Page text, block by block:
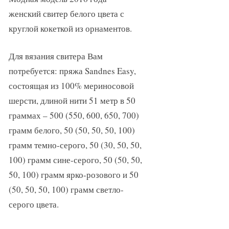
женский свитер белого цвета с
круглой кокеткой из орнаментов.
Для вязания свитера Вам
потребуется: пряжа Sandnes Easy,
состоящая из 100% мериносовой
шерсти, длиной нити 51 метр в 50
граммах – 500 (550, 600, 650, 700)
грамм белого, 50 (50, 50, 50, 100)
грамм темно-серого, 50 (30, 50, 50,
100) грамм сине-серого, 50 (50, 50,
50, 100) грамм ярко-розового и 50
(50, 50, 50, 100) грамм светло-
серого цвета.